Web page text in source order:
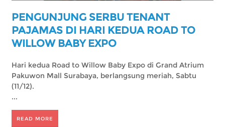
PENGUNJUNG SERBU TENANT
PAJAMAS DI HARI KEDUA ROAD TO
WILLOW BABY EXPO
Hari kedua Road to Willow Baby Expo di Grand Atrium
Pakuwon Mall Surabaya, berlangsung meriah, Sabtu
(11/12).
...
READ MORE